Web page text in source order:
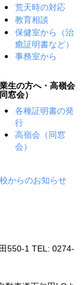
荒天時の対応
教育相談
保健室から（治
癒証明書など）
事務室から
生の方へ・高嶺会
同窓会）
各種証明書の発
行
高嶺会（同窓
会）
からのお知らせ
550-1 TEL: 0274-